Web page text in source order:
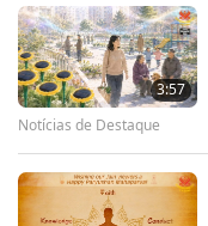
34:25
3:57
Notícias de Destaque